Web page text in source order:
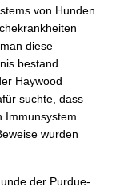
von Hunden
diese
bestand.
Haywood
suchte, dass
Immunsystem
wurden
der Purdue-